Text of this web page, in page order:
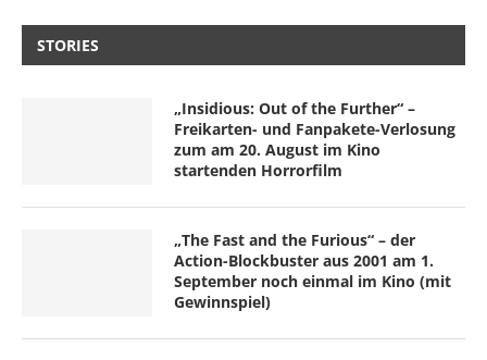
STORIES
„Insidious: Out of the Further“ –
Freikarten- und Fanpakete-Verlosung
zum am 20. August im Kino
startenden Horrorfilm
„The Fast and the Furious“ – der
Action-Blockbuster aus 2001 am 1.
September noch einmal im Kino (mit
Gewinnspiel)